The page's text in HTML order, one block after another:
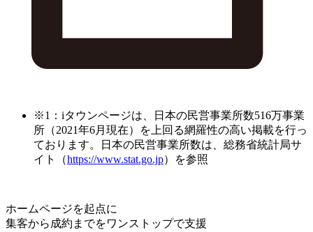
※1：iタウンページは、日本の民営事業所数516万事業
所（2021年6月現在）を上回る網羅性の高い掲載を行っ
ております。日本の民営事業所数は、総務省統計局サ
イト（https://www.stat.go.jp）を参照
ホームページを起点に
集客から成約までをワンストップで支援